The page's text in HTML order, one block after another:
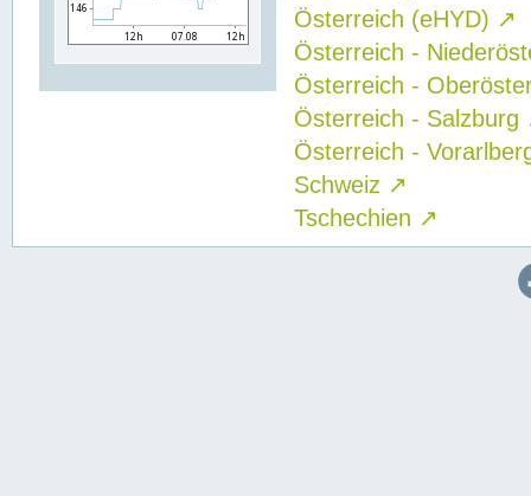
Österreich (eHYD) ↗
Österreich -
Österreich -
Österreich - Salzburg
Österreich -
Schweiz ↗
Tschechien ↗